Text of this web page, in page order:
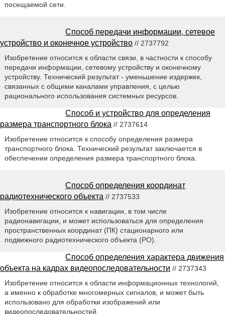
посещаемой сети.
Способ передачи информации, сетевое
устройство и оконечное устройство // 2737792
Изобретение относится к области связи, в частности к способу
передачи информации, сетевому устройству и оконечному
устройству. Технический результат - уменьшение издержек,
связанных с общими каналами управления, с целью
рационального использования системных ресурсов.
Способ и устройство для определения
размера транспортного блока // 2737614
Изобретение относится к способу определения размера
транспортного блока. Технический результат заключается в
обеспечении определения размера транспортного блока.
Способ определения координат
радиотехнического объекта // 2737533
Изобретение относится к навигации, в том числе
радионавигации, и может использоваться для определения
пространственных координат (ПК) стационарного или
подвижного радиотехнического объекта (РО).
Способ определения характера движения
объекта на кадрах видеопоследовательности // 2737343
Изобретение относится к области информационных технологий,
а именно к обработке многомерных сигналов, и может быть
использовано для обработки изображений или
видеопоследовательностей.